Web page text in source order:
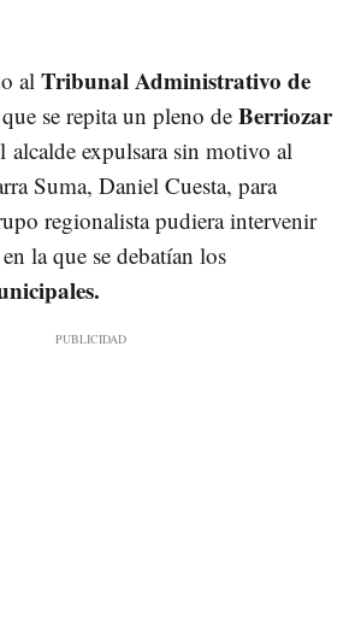
al Tribunal Administrativo de
que se repita un pleno de Berriozar
alcalde expulsara sin motivo al
Suma, Daniel Cuesta, para
regionalista pudiera intervenir
la que se debatían los